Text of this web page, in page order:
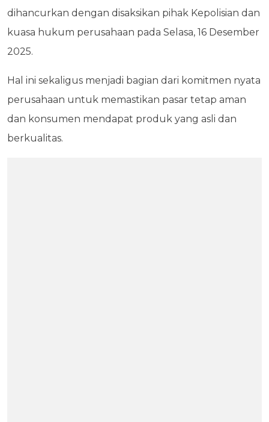
dihancurkan dengan disaksikan pihak Kepolisian dan
kuasa hukum perusahaan pada Selasa, 16 Desember
2025.
Hal ini sekaligus menjadi bagian dari komitmen nyata
perusahaan untuk memastikan pasar tetap aman
dan konsumen mendapat produk yang asli dan
berkualitas.